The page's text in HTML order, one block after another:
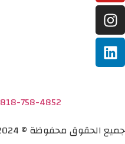
818-758-4852
جميع الحقوق محفوظة © 2024